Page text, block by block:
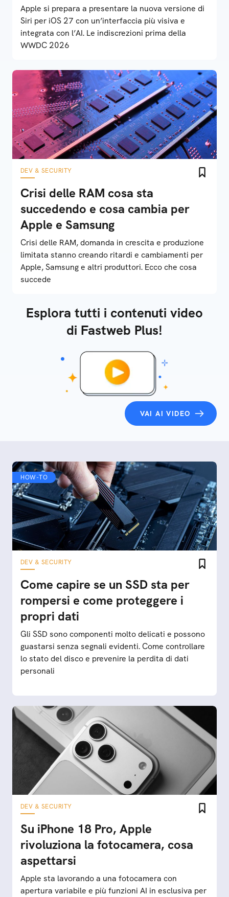
Apple si prepara a presentare la nuova versione di
Siri per iOS 27 con un’interfaccia più visiva e
integrata con l’AI. Le indiscrezioni prima della
WWDC 2026
DEV & SECURITY
Crisi delle RAM cosa sta
succedendo e cosa cambia per
Apple e Samsung
Crisi delle RAM, domanda in crescita e produzione
limitata stanno creando ritardi e cambiamenti per
Apple, Samsung e altri produttori. Ecco che cosa
succede
Esplora tutti i contenuti video
di Fastweb Plus!
VAI AI VIDEO
HOW-TO
DEV & SECURITY
Come capire se un SSD sta per
rompersi e come proteggere i
propri dati
Gli SSD sono componenti molto delicati e possono
guastarsi senza segnali evidenti. Come controllare
lo stato del disco e prevenire la perdita di dati
personali
DEV & SECURITY
Su iPhone 18 Pro, Apple
rivoluziona la fotocamera, cosa
aspettarsi
Apple sta lavorando a una fotocamera con
apertura variabile e più funzioni AI in esclusiva per